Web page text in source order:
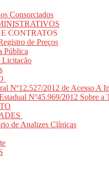
Consorciados
CONTRATOS
de Preços
Pública
Licitação
Nº12.527/2012 de Acesso A
Nº45.969/2012 Sobre a
de Analizes Clínicas